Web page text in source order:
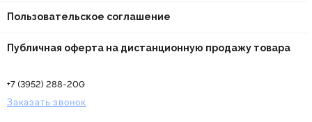
Пользовательское соглашение
Публичная оферта на дистанционную продажу товара
+7 (3952) 288-200
Заказать звонок